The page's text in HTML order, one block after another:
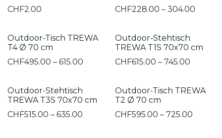
CHF2.00
CHF228.00 – 304.00
Outdoor-Tisch TREWA
T4 Ø 70 cm
CHF495.00 – 615.00
Outdoor-Stehtisch
TREWA T1S 70x70 cm
CHF615.00 – 745.00
Outdoor-Stehtisch
TREWA T3S 70x70 cm
CHF515.00 – 635.00
Outdoor-Tisch TREWA
T2 Ø 70 cm
CHF595.00 – 725.00